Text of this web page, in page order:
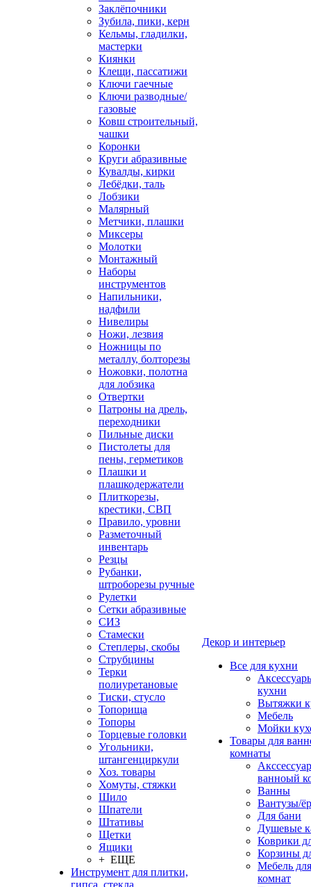
Заклёпочники
Зубила, пики, керн
Кельмы, гладилки,
мастерки
Киянки
Клещи, пассатижи
Ключи гаечные
Ключи разводные/
газовые
Ковш строительный,
чашки
Коронки
Круги абразивные
Кувалды, кирки
Лебёдки, таль
Лобзики
Малярный
Метчики, плашки
Миксеры
Молотки
Монтажный
Наборы
инструментов
Напильники,
надфили
Нивелиры
Ножи, лезвия
Ножницы по
металлу, болторезы
Ножовки, полотна
для лобзика
Отвертки
Патроны на дрель,
переходники
Пильные диски
Пистолеты для
пены, герметиков
Плашки и
плашкодержатели
Плиткорезы,
крестики, СВП
Правило, уровни
Разметочный
инвентарь
Резцы
Рубанки,
штроборезы ручные
Рулетки
Сетки абразивные
СИЗ
Стамески
Степлеры, скобы
Струбцины
Терки
полиуретановые
Тиски, стусло
Топорища
Топоры
Торцевые головки
Угольники,
штангенциркули
Хоз. товары
Хомуты, стяжки
Шило
Шпатели
Штативы
Щетки
Ящики
+ ЕЩЕ
Инструмент для плитки,
гипса, стекла
Декор и интерьер
Все для кухни
кухни
Вытяжки
Мебель
Мойки
Товары для
комнаты
ванноый
Ванны
Вантузы/
Для бани
Душевые
Коврики
Корзины
Мебель
комнат